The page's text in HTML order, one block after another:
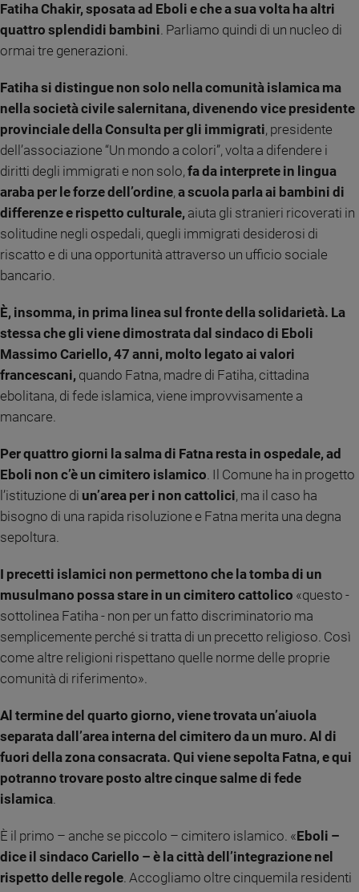
ed
educazione
e
figli
Nonni
Coppia
Scuola
e
Vai
Foto
Privacy
Chi
siamo
Contatti
Registrati
Redazione
Fatiha Chakir, sposata ad Eboli e che a sua volta ha altri
quattro splendidi bambini. Parliamo quindi di un nucleo di
ormai tre generazioni.
Fatiha si distingue non solo nella comunità islamica ma
nella società civile salernitana, divenendo vice presidente
provinciale della Consulta per gli immigrati, presidente
dell’associazione “Un mondo a colori”, volta a difendere i
diritti degli immigrati e non solo,fa da interprete in lingua
araba per le forze dell’ordine,a scuola parla ai bambini di
differenze e rispetto culturale, aiuta gli stranieri ricoverati in
solitudine negli ospedali, quegli immigrati desiderosi di
riscatto e di una opportunità attraverso un ufficio sociale
bancario.
È, insomma, in prima linea sul fronte della solidarietà. La
stessa che gli viene dimostrata dal sindaco di Eboli
Massimo Cariello, 47 anni, molto legato ai valori
francescani, quando Fatna, madre di Fatiha, cittadina
ebolitana, di fede islamica, viene improvvisamente a
mancare.
Per quattro giorni la salma di Fatna resta in ospedale, ad
Eboli non c’è un cimitero islamico. Il Comune ha in progetto
l’istituzione di un’area per i non cattolici, ma il caso ha
bisogno di una rapida risoluzione e Fatna merita una degna
sepoltura.
I precetti islamici non permettono che la tomba di un
musulmano possa stare in un cimitero cattolico «questo -
sottolinea Fatiha - non per un fatto discriminatorio ma
semplicemente perché si tratta di un precetto religioso. Così
come altre religioni rispettano quelle norme delle proprie
comunità di riferimento».
Al termine del quarto giorno, viene trovata un’aiuola
separata dall’area interna del cimitero da un muro. Al di
fuori della zona consacrata. Qui viene sepolta Fatna, e qui
potranno trovare posto altre cinque salme di fede
islamica.
È il primo – anche se piccolo – cimitero islamico. «Eboli –
dice il sindaco Cariello – è la città dell’integrazione nel
rispetto delle regole. Accogliamo oltre cinquemila residenti